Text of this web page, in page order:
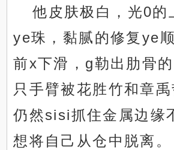
他皮肤极白，光0的
ye珠，黏腻的修复ye
前x下滑，g勒出肋骨
只手臂被花胜竹和章
仍然sisi抓住金属边缘
想将自己从仓中脱离。